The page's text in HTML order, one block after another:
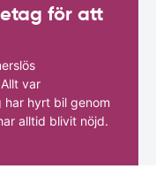
för att
var
har hyrt bil genom
alltid blivit nöjd.